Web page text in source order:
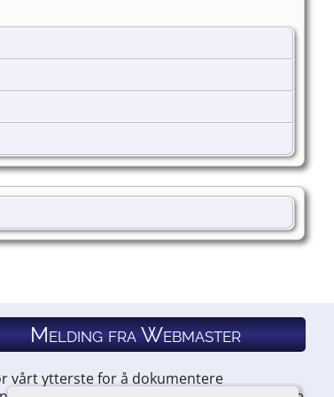
Melding fra Webmaster
vårt ytterste for å dokumentere